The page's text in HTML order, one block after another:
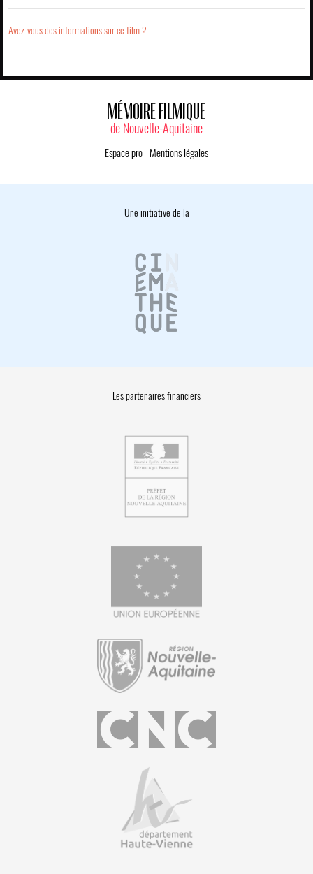
Avez-vous des informations sur ce film ?
MÉMOIRE FILMIQUE
de Nouvelle-Aquitaine
Espace pro- Mentions légales
Une initiative de la
Les partenaires financiers